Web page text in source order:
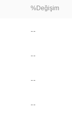
%Değişim
--
--
--
--